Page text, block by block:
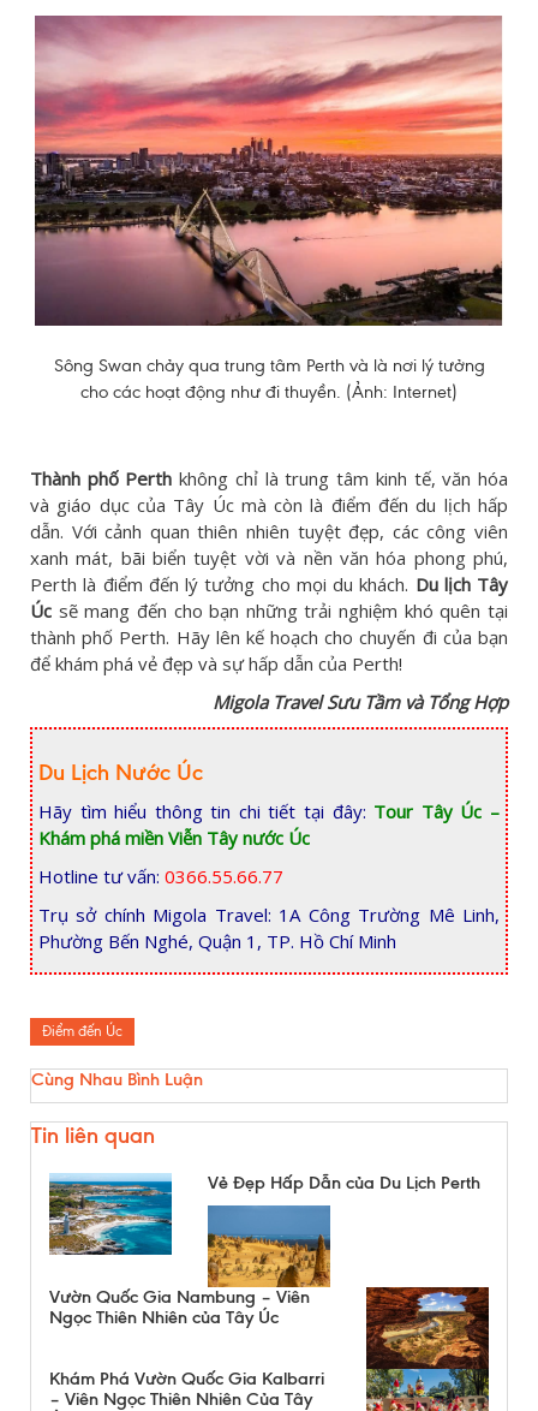
Sông Swan chảy qua trung tâm Perth và là nơi lý tưởng
cho các hoạt động như đi thuyền. (Ảnh: Internet)
Thành phố Perth không chỉ là trung tâm kinh tế, văn hóa
và giáo dục của Tây Úc mà còn là điểm đến du lịch hấp
dẫn. Với cảnh quan thiên nhiên tuyệt đẹp, các công viên
xanh mát, bãi biển tuyệt vời và nền văn hóa phong phú,
Perth là điểm đến lý tưởng cho mọi du khách. Du lịch Tây
Úc sẽ mang đến cho bạn những trải nghiệm khó quên tại
thành phố Perth. Hãy lên kế hoạch cho chuyến đi của bạn
để khám phá vẻ đẹp và sự hấp dẫn của Perth!
Migola Travel Sưu Tầm và Tổng Hợp
Du Lịch Nước Úc
Hãy tìm hiểu thông tin chi tiết tại đây: Tour Tây Úc –
Khám phá miền Viễn Tây nước Úc
Hotline tư vấn: 0366.55.66.77
Trụ sở chính Migola Travel: 1A Công Trường Mê Linh,
Phường Bến Nghé, Quận 1, TP. Hồ Chí Minh
Điểm đến Úc
Cùng Nhau Bình Luận
Tin liên quan
Vẻ Đẹp Hấp Dẫn của Du Lịch Perth
Vườn Quốc Gia Nambung – Viên
Ngọc Thiên Nhiên của Tây Úc
Khám Phá Vườn Quốc Gia Kalbarri
– Viên Ngọc Thiên Nhiên Của Tây